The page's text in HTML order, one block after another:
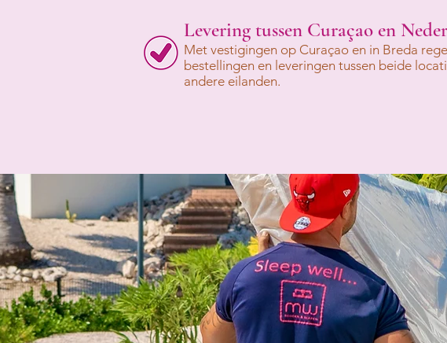
Levering tussen Curaçao en
Met vestigingen op Curaçao en in Breda
bestellingen en leveringen tussen beide
andere eilanden.